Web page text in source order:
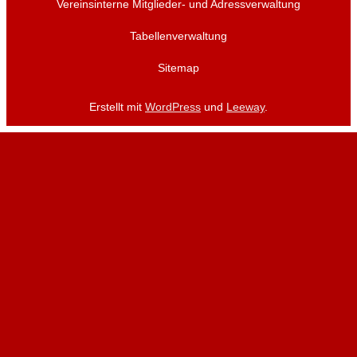
Vereinsinterne Mitglieder- und Adressverwaltung
Tabellenverwaltung
Sitemap
Erstellt mit WordPress und Leeway.